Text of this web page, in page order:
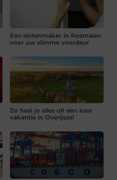
Een slotenmaker in Rosmalen
voor uw slimme voordeur
Zo haal je alles uit een luxe
vakantie in Overijssel